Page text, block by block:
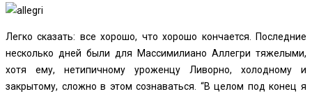
Легко сказать: все хорошо, что хорошо кончается. Последние
несколько дней были для Массимилиано Аллегри тяжелыми,
хотя ему, нетипичному уроженцу Ливорно, холодному и
закрытому, сложно в этом сознаваться. “В целом под конец я